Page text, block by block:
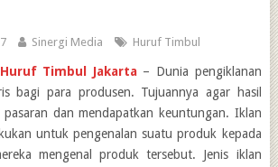
Sinergi Media Huruf Timbul
Timbul Jakarta– Dunia pengiklanan
bagi para produsen. Tujuannya agar hasil
dan mendapatkan keuntungan. Iklan
untuk pengenalan suatu produk kepada
mengenal produk tersebut. Jenis iklan